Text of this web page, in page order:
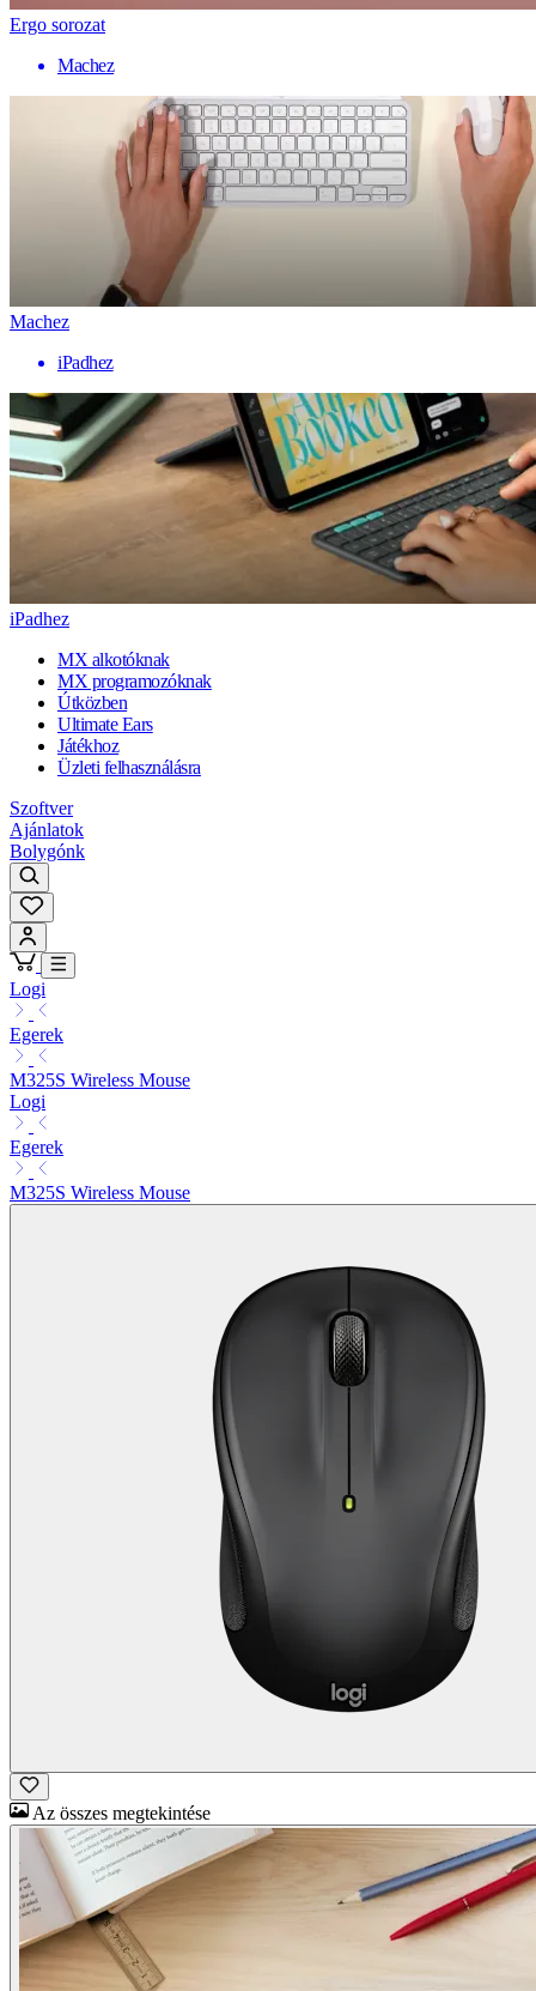
Ergo sorozat
Machez
Machez
iPadhez
iPadhez
MX alkotóknak
MX programozóknak
Útközben
Ultimate Ears
Játékhoz
Üzleti felhasználásra
Szoftver
Ajánlatok
Bolygónk
Logi
Egerek
M325S Wireless Mouse
Logi
Egerek
M325S Wireless Mouse
Az összes megtekintése